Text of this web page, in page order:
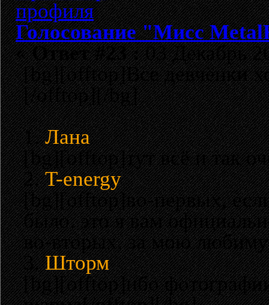
Голосование "Мисс
«Ответ #23 :03 Декабрь
[bg][offtop]Все девчёнки
[/offtop][/bg]
1.Лана
[bg][offtop]тут всё и так
2.T-energy
[bg][offtop]во-первых,
было. это я вам
во-вторых, за мою
3.Шторм
[bg][offtop]ибо